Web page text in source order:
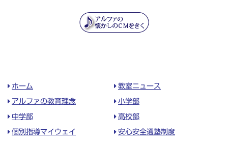
ホーム 教室ニュース
アルファの教育理念 小学部
中学部 高校部
個別指導マイウェイ 安心安全通塾制度